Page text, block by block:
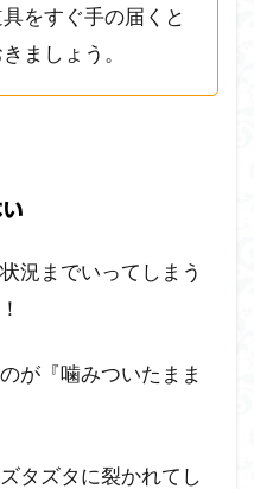
をすぐ手の届くと
ましょう。
況までいってしまう
が『噛みついたまま
タズタに裂かれてし